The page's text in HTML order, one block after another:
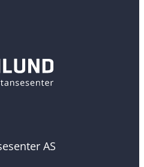
AS